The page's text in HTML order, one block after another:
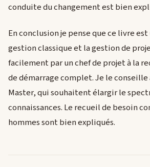
conduite du changement est bien
En conclusion je pense que ce livre
gestion classique et la gestion de
facilement par un chef de projet à la
de démarrage complet. Je le conseille
Master, qui souhaitent élargir le
connaissances. Le recueil de besoin
hommes sont bien expliqués.